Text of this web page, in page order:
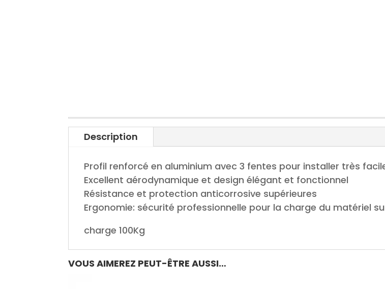
Description
Profil renforcé en aluminium avec 3 fentes pour installer très
Excellent aérodynamique et design élégant et fonctionnel
Résistance et protection anticorrosive supérieures
Ergonomie: sécurité professionnelle pour la charge du matériel
charge 100Kg
VOUS AIMEREZ PEUT-ÊTRE AUSSI…